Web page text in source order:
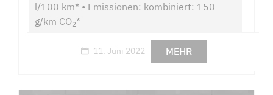
l/100 km* • Emissionen: kombiniert: 150
g/km CO2*
11. Juni 2022 MEHR